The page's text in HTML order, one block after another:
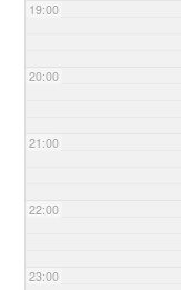
19:00
20:00
21:00
22:00
23:00